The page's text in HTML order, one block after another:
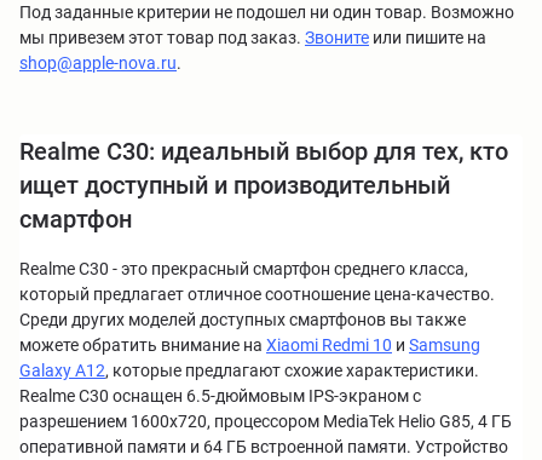
Под заданные критерии не подошел ни один товар. Возможно
мы привезем этот товар под заказ. Звоните или пишите на
shop@apple-nova.ru.
Realme C30: идеальный выбор для тех, кто
ищет доступный и производительный
смартфон
Realme C30 - это прекрасный смартфон среднего класса,
который предлагает отличное соотношение цена-качество.
Среди других моделей доступных смартфонов вы также
можете обратить внимание на Xiaomi Redmi 10 и Samsung
Galaxy A12, которые предлагают схожие характеристики.
Realme C30 оснащен 6.5-дюймовым IPS-экраном с
разрешением 1600x720, процессором MediaTek Helio G85, 4 ГБ
оперативной памяти и 64 ГБ встроенной памяти. Устройство